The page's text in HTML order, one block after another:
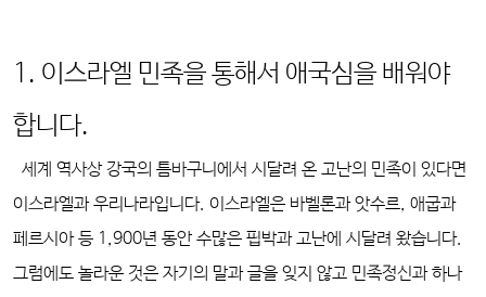
1. 이스라엘 민족을 통해서 애국심을 배워야
합니다.
세계 역사상 강국의 틈바구니에서 시달려 온 고난의 민족이 있다면
이스라엘과 우리나라입니다. 이스라엘은 바벨론과 앗수르, 애굽과
페르시아 등 1,900년 동안 수많은 핍박과 고난에 시달려 왔습니다.
그럼에도 놀라운 것은 자기의 말과 글을 잊지 않고 민족정신과 하나